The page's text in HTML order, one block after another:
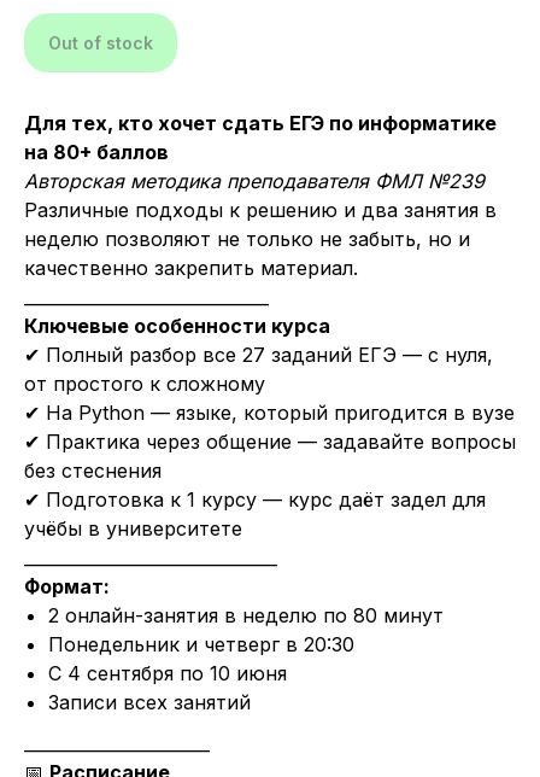
Out of stock
Для тех, кто хочет сдать ЕГЭ по информатике
на 80+ баллов
Авторская методика преподавателя ФМЛ №239
Различные подходы к решению и два занятия в
неделю позволяют не только не забыть, но и
качественно закрепить материал.
Ключевые особенности курса
✔ Полный разбор все 27 заданий ЕГЭ — с нуля,
от простого к сложному
✔ На Python — языке, который пригодится в вузе
✔ Практика через общение — задавайте вопросы
без стеснения
✔ Подготовка к 1 курсу — курс даёт задел для
учёбы в университете
Формат:
2 онлайн-занятия в неделю по 80 минут
Понедельник и четверг в 20:30
С 4 сентября по 10 июня
Записи всех занятий